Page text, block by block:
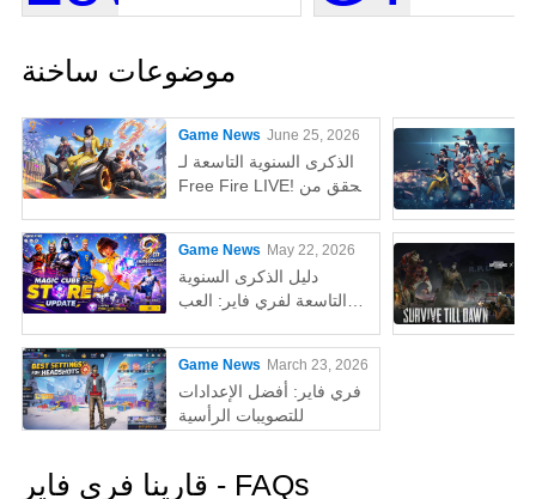
موضوعات ساخنة
Game News June 25, 2026
الذكرى السنوية التاسعة لـ
Free Fire LIVE! تحقق من
وتحديثات gameplay
الضخمة، واطلب مكافآتتك
المجانية الآن!
Game News May 22, 2026
دليل الذكرى السنوية
التاسعة لفري فاير: العب
للحصول على أفضل تجربة!
Game News March 23, 2026
فري فاير: أفضل الإعدادات
للتصويبات الرأسية
قارينا فري فاير - FAQs